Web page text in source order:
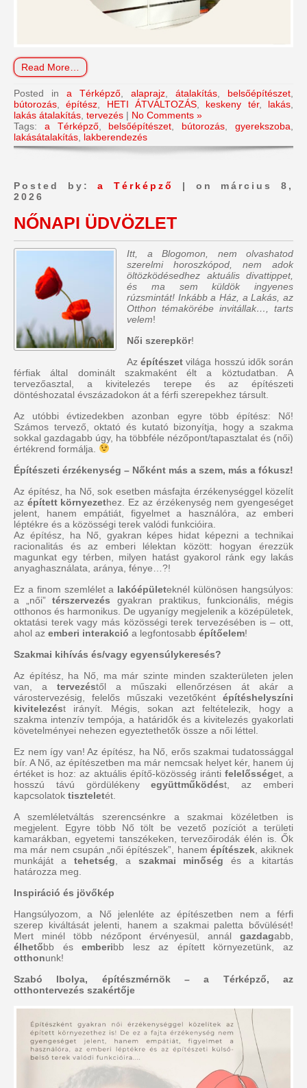
Read More…
Posted in a Térképző alaprajz átalakítás belsőépítészet
bútorozás ,építész HETI ÁTVÁLTOZÁS keskeny tér, lakás
lakás átalakítás tervezés | No Comments »
Tags: a Térképző, belsőépítészet bútorozás ,gyerekszoba
lakásátalakítás lakberendezés
Posted by:a Térképző
| on március 8,
2026
NŐNAPI ÜDVÖZLET
Itt, a Blogomon, nem olvashatod
szerelmi horoszkópod, nem adok
öltözködésedhez aktuális divattippet,
és ma sem küldök ingyenes
rúzsmintát! Inkább a Ház, a Lakás, az
Otthon témakörébe invitállak…, tarts
velem!
Női szerepkör!
Azépítészet világa hosszú idők során
férfiak által dominált szakmaként élt a köztudatban. A
tervezőasztal, a kivitelezés terepe és az építészeti
döntéshozatal évszázadokon át a férfi szerepekhez társult.
Az utóbbi évtizedekben azonban egyre több építész: Nő!
Számos tervező, oktató és kutató bizonyítja, hogy a szakma
sokkal gazdagabb úgy, ha többféle nézőpont/tapasztalat és (női)
értékrend formálja.
Építészeti érzékenység – Nőként más a szem, más a fókusz!
Az építész, ha Nő, sok esetben másfajta érzékenységgel közelít
az épített környezethez. Ez az érzékenység nem gyengeséget
jelent, hanem empátiát, figyelmet a használóra, az emberi
léptékre és a közösségi terek valódi funkcióira.
Az építész, ha Nő, gyakran képes hidat képezni a technikai
racionalitás és az emberi lélektan között: hogyan érezzük
magunkat egy térben, milyen hatást gyakorol ránk egy lakás
anyaghasználata, aránya, fénye…?!
Ez a finom szemlélet a lakóépületeknél különösen hangsúlyos:
a „női”térszervezés gyakran praktikus, funkcionális, mégis
otthonos és harmonikus. De ugyanígy megjelenik a középületek,
oktatási terek vagy más közösségi terek tervezésében is – ott,
ahol az emberi interakció a legfontosabb építőelem!
Szakmai kihívás és/vagy egyensúlykeresés?
Az építész, ha Nő, ma már szinte minden szakterületen jelen
van, a tervezéstől a műszaki ellenőrzésen át akár a
várostervezésig, felelős műszaki vezetőként építéshelyszíni
kivitelezést irányít. Mégis, sokan azt feltételezik, hogy a
szakma intenzív tempója, a határidők és a kivitelezés gyakorlati
követelményei nehezen egyeztethetők össze a női léttel.
Ez nem így van! Az építész, ha Nő, erős szakmai tudatossággal
bír. A Nő, az építészetben ma már nemcsak helyet kér, hanem új
értéket is hoz: az aktuális építő-közösség iránti felelősséget, a
hosszú távú gördülékenyegyüttműködést, az emberi
kapcsolatok tiszteletét.
A szemléletváltás szerencsénkre a szakmai közéletben is
megjelent. Egyre több Nő tölt be vezető pozíciót a területi
kamarákban, egyetemi tanszékeken, tervezőirodák élén is. Ők
ma már nem csupán „női építészek”, hanem építészek, akiknek
munkáját a tehetség , a szakmai minőség és a kitartás
határozza meg.
Inspiráció és jövőkép
Hangsúlyozom, a Nő jelenléte az építészetben nem a férfi
szerep kiváltását jelenti, hanem a szakmai paletta bővülését!
Mert minél több nézőpont érvényesül, annál gazdagabb,
élhetőbb ésemberibb lesz az épített környezetünk, az
otthonunk!
Szabó Ibolya, építészmérnök – a Térképző, az
otthontervezés szakértője